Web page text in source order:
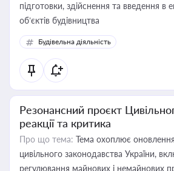
підготовки, здійснення та введення в
об’єктів будівництва
Будівельна діяльність
Резонансний проєкт
реакції та критика
Про що тема: Тема охоплює
цивільного законодавства України,
регулювання майнових і немайнових